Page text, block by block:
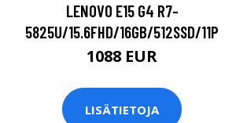
LENOVO E15 G4 R7-
5825U/15.6FHD/16GB/512SSD/11P
1088 EUR
LISÄTIETOJA